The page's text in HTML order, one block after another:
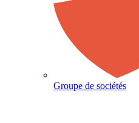
Groupe de sociétés